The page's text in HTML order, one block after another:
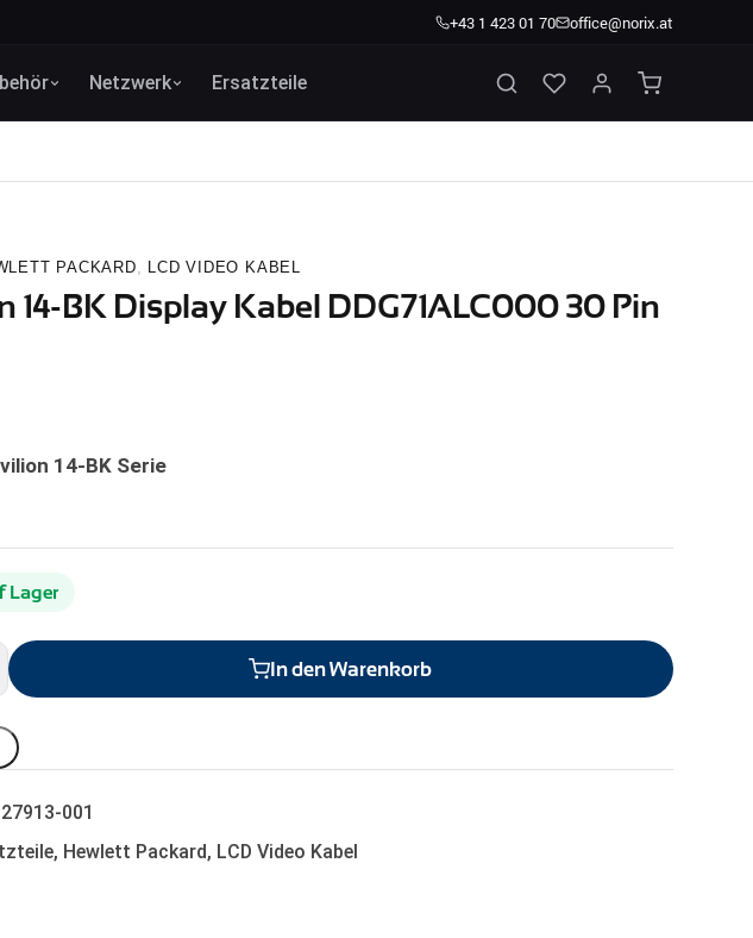
+43 1 423 01 70 office@norix.at
Netzwerk Ersatzteile
PACKARD, LCD VIDEO KABEL
14-BK Display Kabel DDG71ALC000 30 Pin
14-BK Serie
Lager
In den Warenkorb
001
, Hewlett Packard, LCD Video Kabel